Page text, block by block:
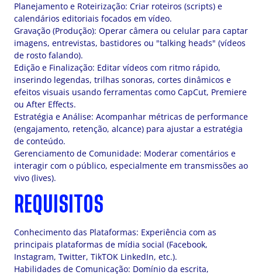
Planejamento e Roteirização: Criar roteiros (scripts) e
calendários editoriais focados em vídeo.
Gravação (Produção): Operar câmera ou celular para captar
imagens, entrevistas, bastidores ou "talking heads" (vídeos
de rosto falando).
Edição e Finalização: Editar vídeos com ritmo rápido,
inserindo legendas, trilhas sonoras, cortes dinâmicos e
efeitos visuais usando ferramentas como CapCut, Premiere
ou After Effects.
Estratégia e Análise: Acompanhar métricas de performance
(engajamento, retenção, alcance) para ajustar a estratégia
de conteúdo.
Gerenciamento de Comunidade: Moderar comentários e
interagir com o público, especialmente em transmissões ao
vivo (lives).
REQUISITOS
Conhecimento das Plataformas: Experiência com as
principais plataformas de mídia social (Facebook,
Instagram, Twitter, TikTOK LinkedIn, etc.).
Habilidades de Comunicação: Domínio da escrita,